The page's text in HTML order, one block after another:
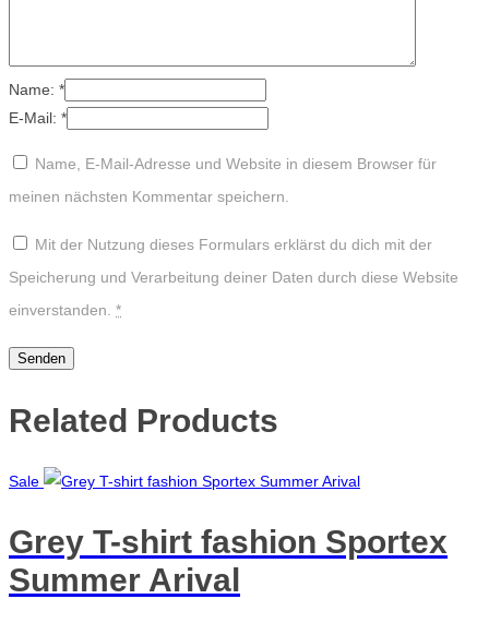
Name: *
E-Mail: *
Name, E-Mail-Adresse und Website in diesem Browser für
meinen nächsten Kommentar speichern.
Mit der Nutzung dieses Formulars erklärst du dich mit der
Speicherung und Verarbeitung deiner Daten durch diese Website
einverstanden. *
Related Products
Sale
Grey T-shirt fashion Sportex
Summer Arival